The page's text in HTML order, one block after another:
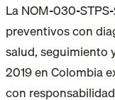
La NOM-030-
preventivos con
salud, seguimiento
2019 en Colombia
con